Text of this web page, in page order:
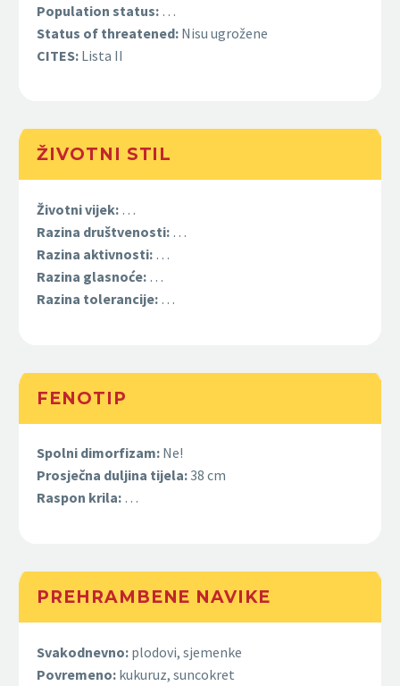
Population status: …
Status of threatened: Nisu ugrožene
CITES: Lista II
ŽIVOTNI STIL
Životni vijek: …
Razina društvenosti: …
Razina aktivnosti: …
Razina glasnoće: …
Razina tolerancije: …
FENOTIP
Spolni dimorfizam: Ne!
Prosječna duljina tijela:38 cm
Raspon krila: …
PREHRAMBENE NAVIKE
Svakodnevno: plodovi, sjemenke
Povremeno: kukuruz, suncokret